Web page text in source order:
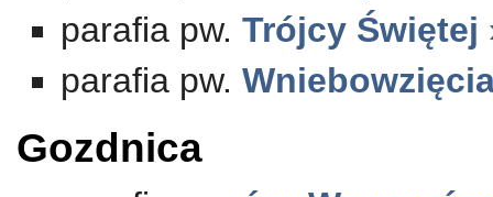
parafia pw. Trójcy Świętej
parafia pw.
Gozdnica